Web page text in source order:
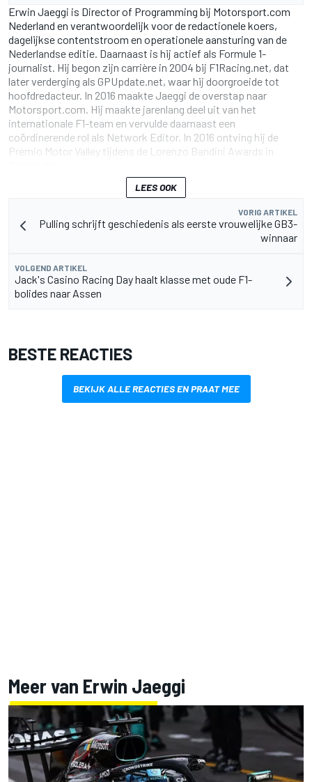
Erwin Jaeggi is Director of Programming bij Motorsport.com
Nederland en verantwoordelijk voor de redactionele koers,
dagelijkse contentstroom en operationele aansturing van de
Nederlandse editie. Daarnaast is hij actief als Formule 1-
journalist. Hij begon zijn carrière in 2004 bij F1Racing.net, dat
later verderging als GPUpdate.net, waar hij doorgroeide tot
hoofdredacteur. In 2016 maakte Jaeggi de overstap naar
Motorsport.com. Hij maakte jarenlang deel uit van het
internationale F1-team en vervulde daarnaast een
coördinerende rol als Network Editor. In 2016 ontving hij de
Premio Motor Valley tijdens de Lorenzo Bandini Awards in
LEES OOK
VORIG ARTIKEL
Pulling schrijft geschiedenis als eerste vrouwelijke GB3-
winnaar
VOLGEND ARTIKEL
Jack's Casino Racing Day haalt klasse met oude F1-
bolides naar Assen
BESTE REACTIES
BEKIJK ALLE REACTIES EN PRAAT MEE
Meer van Erwin Jaeggi